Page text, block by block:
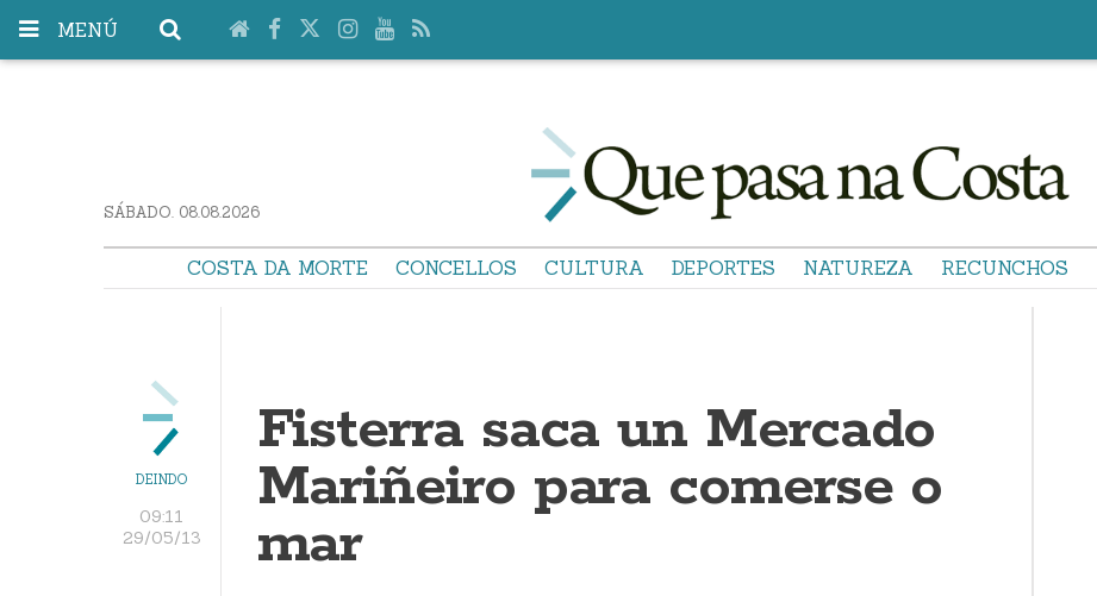
MENÚ
SÁBADO. 08.08.2026
COSTA DA MORTE CONCELLOS CULTURA DEPORTES NATUREZA RECUNCHOS
DEINDO
09:11
29/05/13
Fisterra saca un Mercado
Mariñeiro para comerse o
mar